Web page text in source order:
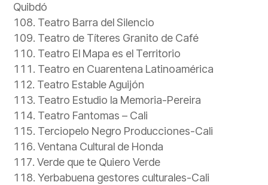
Quibdó
Teatro Barra del Silencio
Teatro de Títeres Granito de Café
Teatro El Mapa es el Territorio
Teatro en Cuarentena Latinoamérica
Teatro Estable Aguijón
Teatro Estudio la Memoria-Pereira
Teatro Fantomas – Cali
Terciopelo Negro Producciones-Cali
Ventana Cultural de Honda
Verde que te Quiero Verde
Yerbabuena gestores culturales-Cali